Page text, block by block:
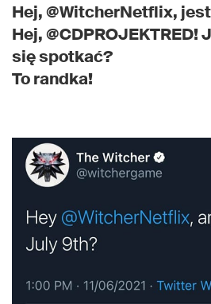
Hej, @WitcherNetflix,
Hej, @CDPROJEKTRED!
się spotkać?
To randka!